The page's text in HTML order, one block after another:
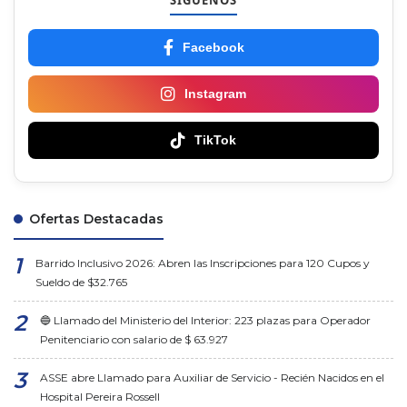
Facebook
Instagram
TikTok
Ofertas Destacadas
Barrido Inclusivo 2026: Abren las Inscripciones para 120 Cupos y
Sueldo de $32.765
🔵 Llamado del Ministerio del Interior: 223 plazas para Operador
Penitenciario con salario de $ 63.927
ASSE abre Llamado para Auxiliar de Servicio - Recién Nacidos en el
Hospital Pereira Rossell